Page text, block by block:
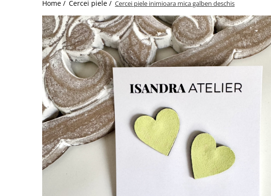
Home / Cercei piele / Cercei piele inimioara mica galben deschis